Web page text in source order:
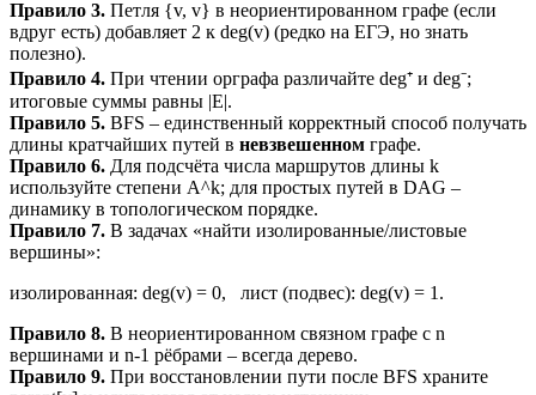
Правило 3. Петля {v, v} в неориентированном графе (если
вдруг есть) добавляет 2 к deg(v) (редко на ЕГЭ, но знать
полезно).
Правило 4. При чтении орграфа различайте deg⁺ и deg⁻;
итоговые суммы равны |E|.
Правило 5. BFS – единственный корректный способ получать
длины кратчайших путей в невзвешенном графе.
Правило 6. Для подсчёта числа маршрутов длины k
используйте степени A^k; для простых путей в DAG –
динамику в топологическом порядке.
Правило 7. В задачах «найти изолированные/листовые
вершины»:
изолированная: deg(v) = 0, лист (подвес): deg(v) = 1.
Правило 8. В неориентированном связном графе с n
вершинами и n-1 рёбрами – всегда дерево.
Правило 9. При восстановлении пути после BFS храните